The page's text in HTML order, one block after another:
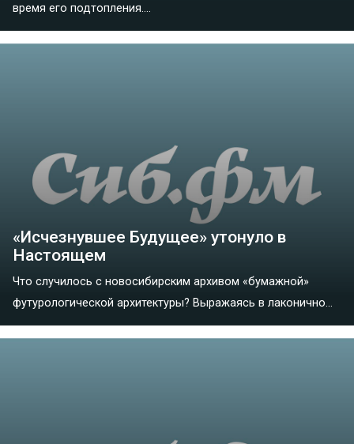
время его подтопления....
«Исчезнувшее Будущее» утонуло в
Настоящем
Что случилось с новосибирским архивом «бумажной»
футурологической архитектуры? Выражаясь в лаконично...